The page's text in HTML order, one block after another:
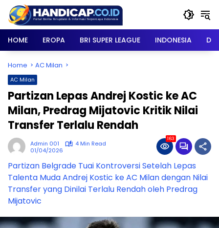
content
HOME
EROPA BRI SUPER LEAGUE INDONESIA
Home AC Milan
AC Milan
Partizan Lepas Andrej Kostic ke AC
Milan, Predrag Mijatovic Kritik Nilai
Transfer Terlalu Rendah
Admin 001
4 Min Read
01/04/2026
163
Partizan Belgrade Tuai Kontroversi Setelah Lepas
Talenta Muda Andrej Kostic ke AC Milan dengan Nilai
Transfer yang Dinilai Terlalu Rendah oleh Predrag
Mijatovic